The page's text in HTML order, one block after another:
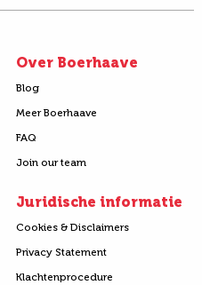
Over Boerhaave
Blog
Meer Boerhaave
FAQ
Join our team
Juridische informatie
Cookies & Disclaimers
Privacy Statement
Klachtenprocedure